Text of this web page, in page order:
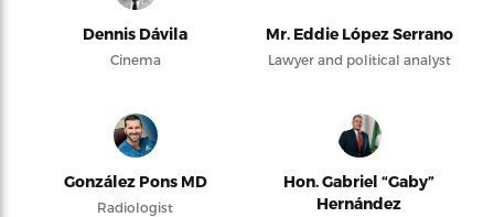
Dennis Dávila
Cinema
Mr. Eddie López Serrano
Lawyer and political analyst
González Pons MD
Radiologist
Hon. Gabriel “Gaby”
Hernández